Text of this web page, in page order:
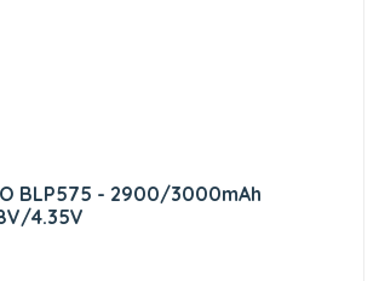
BLP575 - 2900/3000mAh
4.35V